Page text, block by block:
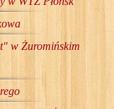
w Żuromińskim